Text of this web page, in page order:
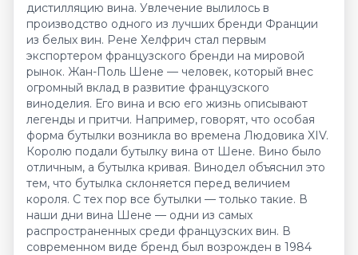
дистилляцию вина. Увлечение вылилось в
производство одного из лучших бренди Франции
из белых вин. Рене Хелфрич стал первым
экспортером французского бренди на мировой
рынок. Жан-Поль Шене — человек, который внес
огромный вклад в развитие французского
виноделия. Его вина и всю его жизнь описывают
легенды и притчи. Например, говорят, что особая
форма бутылки возникла во времена Людовика XIV.
Королю подали бутылку вина от Шене. Вино было
отличным, а бутылка кривая. Винодел объяснил это
тем, что бутылка склоняется перед величием
короля. С тех пор все бутылки — только такие. В
наши дни вина Шене — одни из самых
распространенных среди французских вин. В
современном виде бренд был возрожден в 1984